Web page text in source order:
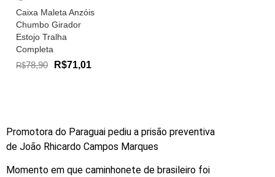
Caixa Maleta Anzóis
Chumbo Girador
Estojo Tralha
Completa
R$78,90 R$71,01
Promotora do Paraguai pediu a prisão preventiva
de João Rhicardo Campos Marques
Momento em que caminhonete de brasileiro foi